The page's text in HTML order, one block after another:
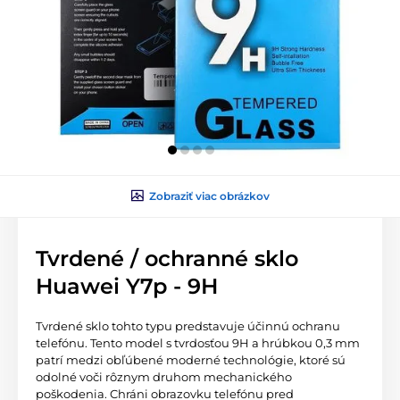
Zobraziť viac obrázkov
Tvrdené / ochranné sklo
Huawei Y7p - 9H
Tvrdené sklo tohto typu predstavuje účinnú ochranu
telefónu. Tento model s tvrdosťou 9H a hrúbkou 0,3 mm
patrí medzi obľúbené moderné technológie, ktoré sú
odolné voči rôznym druhom mechanického
poškodenia. Chráni obrazovku telefónu pred